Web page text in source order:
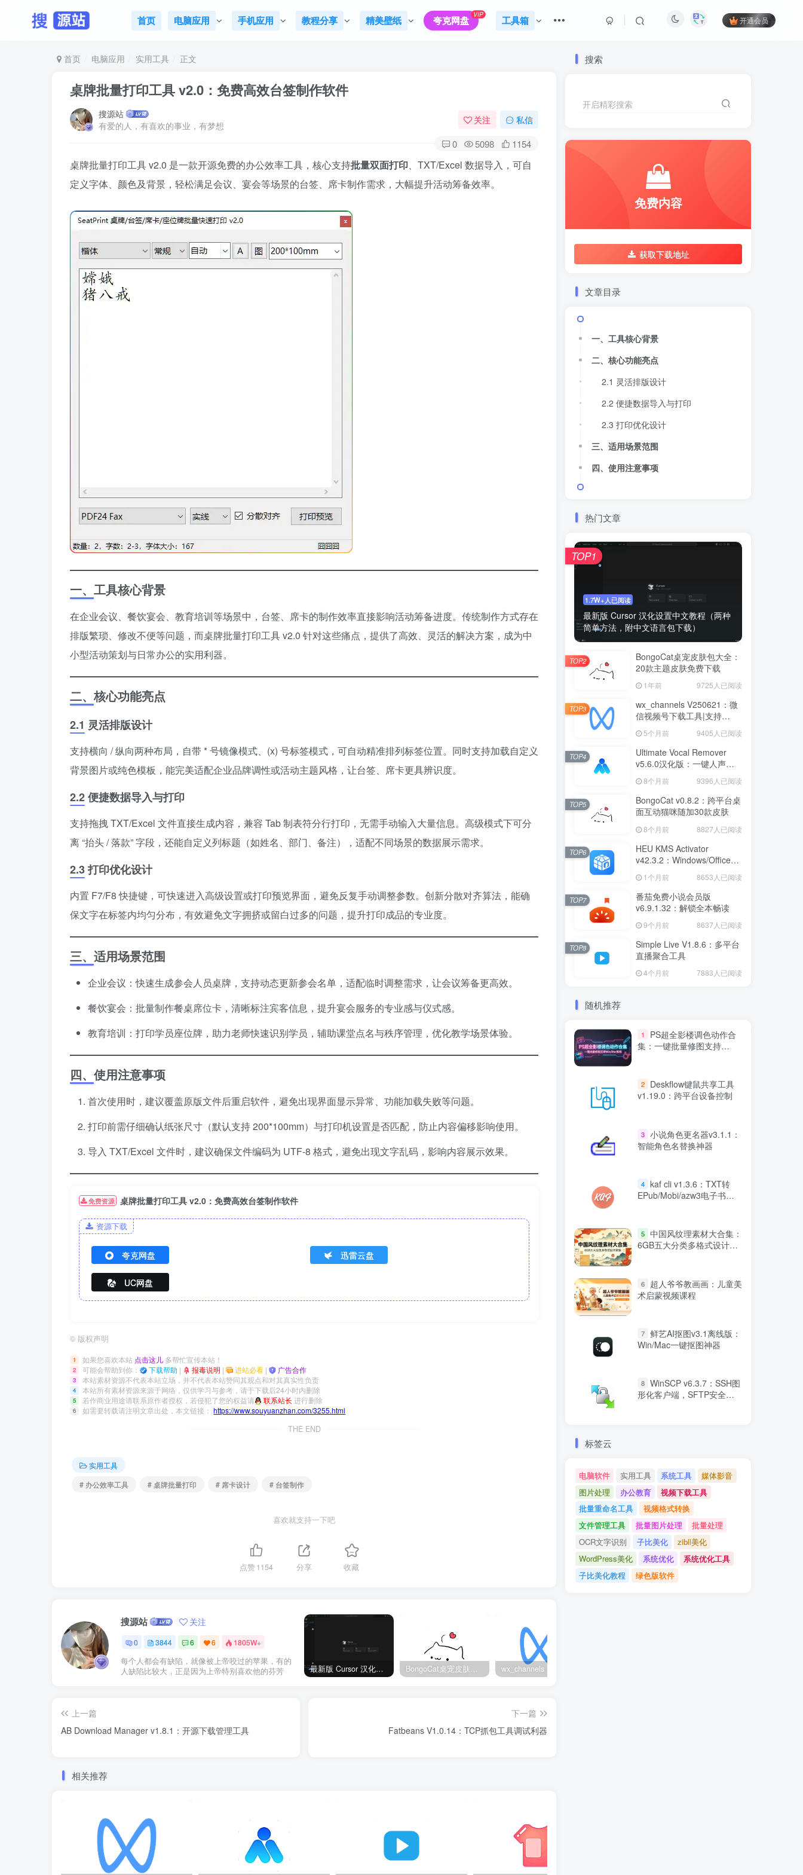
首页 电脑应用 手机应用 教程分享 精美壁纸 夸克网盘 VIP 工具箱 开通会员
首页 电脑应用 实用工具 正文
桌牌批量打印工具 v2.0：免费高效台签制作软件
搜源站
有爱的人，有喜欢的事业，有梦想
关注 私信
0 5098 1154
桌牌批量打印工具 v2.0 是一款开源免费的办公效率工具，核心支持批量双面打印、TXT/Excel 数据导入，可自
定义字体、颜色及背景，轻松满足会议、宴会等场景的台签、席卡制作需求，大幅提升活动筹备效率。
一、工具核心背景
在企业会议、餐饮宴会、教育培训等场景中，台签、席卡的制作效率直接影响活动筹备进度。传统制作方式存在
排版繁琐、修改不便等问题，而桌牌批量打印工具 v2.0 针对这些痛点，提供了高效、灵活的解决方案，成为中
小型活动策划与日常办公的实用利器。
二、核心功能亮点
2.1 灵活排版设计
支持横向 / 纵向两种布局，自带 * 号镜像模式、(x) 号标签模式，可自动精准排列标签位置。同时支持加载自定义
背景图片或纯色模板，能完美适配企业品牌调性或活动主题风格，让台签、席卡更具辨识度。
2.2 便捷数据导入与打印
支持拖拽 TXT/Excel 文件直接生成内容，兼容 Tab 制表符分行打印，无需手动输入大量信息。高级模式下可分
离 “抬头 / 落款” 字段，还能自定义列标题（如姓名、部门、备注），适配不同场景的数据展示需求。
2.3 打印优化设计
内置 F7/F8 快捷键，可快速进入高级设置或打印预览界面，避免反复手动调整参数。创新分散对齐算法，能确
保文字在标签内均匀分布，有效避免文字拥挤或留白过多的问题，提升打印成品的专业度。
三、适用场景范围
企业会议：快速生成参会人员桌牌，支持动态更新参会名单，适配临时调整需求，让会议筹备更高效。
餐饮宴会：批量制作餐桌席位卡，清晰标注宾客信息，提升宴会服务的专业感与仪式感。
教育培训：打印学员座位牌，助力老师快速识别学员，辅助课堂点名与秩序管理，优化教学场景体验。
四、使用注意事项
首次使用时，建议覆盖原版文件后重启软件，避免出现界面显示异常、功能加载失败等问题。
打印前需仔细确认纸张尺寸（默认支持 200*100mm）与打印机设置是否匹配，防止内容偏移影响使用。
导入 TXT/Excel 文件时，建议确保文件编码为 UTF-8 格式，避免出现文字乱码，影响内容展示效果。
免费资源 桌牌批量打印工具 v2.0：免费高效台签制作软件
资源下载
夸克网盘 迅雷云盘
UC网盘
© 版权声明
1 如果您喜欢本站 点击这儿 多帮忙宣传本站！
2 可能会帮助到你： 下载帮助 | 报毒说明 | 进站必看 | 广告合作
3 本站素材资源不代表本站立场，并不代表本站赞同其观点和对其真实性负责
4 本站所有素材资源来源于网络，仅供学习与参考，请于下载后24小时内删除
5 若作商业用途请联系原作者授权，若侵犯了您的权益请 联系站长 进行删除
6 如需要转载请注明文章出处，本文链接：https://www.souyuanzhan.com/3255.html
THE END
实用工具
# 办公效率工具
# 桌牌批量打印 # 席卡设计 # 台签制作
喜欢就支持一下吧
点赞1154 分享 收藏
搜源站 关注
0 3844 6 6 1805W+
每个人都会有缺陷，就像被上帝咬过的苹果，有的
人缺陷比较大，正是因为上帝特别喜欢他的芬芳
最新版 Cursor 汉化设置中文教程（两种简单方法，附中文语言包下载） BongoCat桌宠皮肤包大全：20款主题皮肤免费下载
上一篇
AB Download Manager v1.8.1：开源下载管理工具
下一篇
Fatbeans V1.0.14：TCP抓包工具调试利器
相关推荐
搜索
开启精彩搜索
免费内容
获取下载地址
文章目录
一、工具核心背景
二、核心功能亮点
2.1 灵活排版设计
2.2 便捷数据导入与打印
2.3 打印优化设计
三、适用场景范围
四、使用注意事项
热门文章
1.7W+人已阅读
最新版 Cursor 汉化设置中文教程（两种
简单方法，附中文语言包下载）
TOP1
BongoCat桌宠皮肤包大全：
20款主题皮肤免费下载
1年前 9725人已阅读
TOP2
wx_channels V250621：微
信视频号下载工具|支持
Win/macOS
5个月前 9405人已阅读
TOP3
Ultimate Vocal Remover
v5.6.0汉化版：一键人声分
离工具
8个月前 9396人已阅读
TOP4
BongoCat v0.8.2：跨平台桌
面互动猫咪随加30款皮肤
8个月前 8827人已阅读
TOP5
HEU KMS Activator
v42.3.2：Windows/Office智
1个月前 8653人已阅读
TOP6
番茄免费小说会员版
v6.9.1.32：解锁全本畅读
9个月前 8637人已阅读
TOP7
Simple Live V1.8.6：多平台
直播聚合工具
4个月前 7883人已阅读
TOP8
随机推荐
1
PS超全影楼调色动作合
集：一键批量修图支持
2
Deskflow键鼠共享工具
v1.19.0：跨平台设备控制
3 小说角色更名器v3.1.1：
智能角色名替换神器
4 kaf cli v1.3.6：TXT转
EPub/Mobi/azw3电子书制
5 中国风纹理素材大合集：
6GB五大分类多格式设计资
6
超人爷爷教画画：儿童美
术启蒙视频课程
7 鲜艺AI抠图v3.1离线版：
Win/Mac一键抠图神器
8 WinSCP v6.3.7：SSH图
形化客户端，SFTP安全传
标签云
电脑软件 实用工具 系统工具
媒体影音
图片处理
办公教育
视频下载工具
批量重命名工具
视频格式转换
文件管理工具
批量图片处理
批量处理
OCR文字识别
子比美化
zibll美化
WordPress美化
系统优化
系统优化工具
子比美化教程
绿色版软件